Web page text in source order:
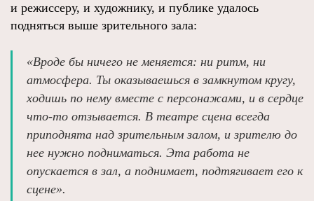
и режиссеру, и художнику, и публике удалось
подняться выше зрительного зала:
«Вроде бы ничего не меняется: ни ритм, ни
атмосфера. Ты оказываешься в замкнутом кругу,
ходишь по нему вместе с персонажами, и в сердце
что-то отзывается. В театре сцена всегда
приподнята над зрительным залом, и зрителю до
нее нужно подниматься. Эта работа не
опускается в зал, а поднимает, подтягивает его к
сцене».